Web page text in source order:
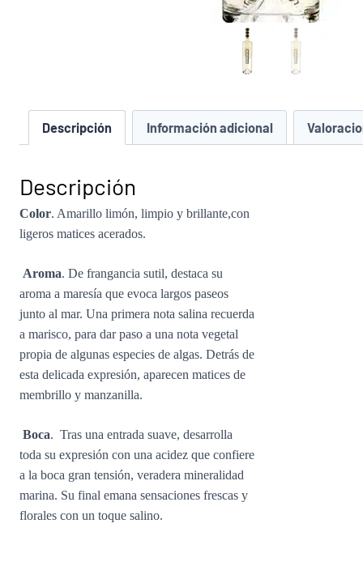
Descripción Información adicional
Descripción
Color. Amarillo limón, limpio y brillante,con
ligeros matices acerados.
Aroma. De frangancia sutil, destaca su
aroma a maresía que evoca largos paseos
junto al mar. Una primera nota salina recuerda
a marisco, para dar paso a una nota vegetal
propia de algunas especies de algas. Detrás de
esta delicada expresión, aparecen matices de
membrillo y manzanilla.
Boca. Tras una entrada suave, desarrolla
toda su expresión con una acidez que confiere
a la boca gran tensión, veradera mineralidad
marina. Su final emana sensaciones frescas y
florales con un toque salino.